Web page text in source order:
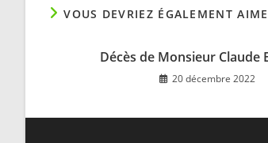
VOUS DEVRIEZ ÉGALEMENT
Décès de Monsieur Claude
20 décembre 2022